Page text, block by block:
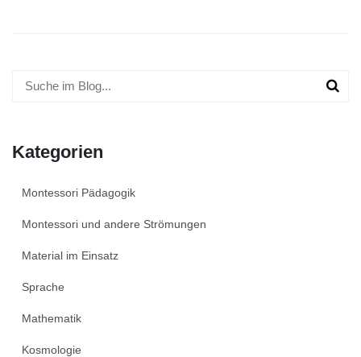
Kategorien
Montessori Pädagogik
Montessori und andere Strömungen
Material im Einsatz
Sprache
Mathematik
Kosmologie